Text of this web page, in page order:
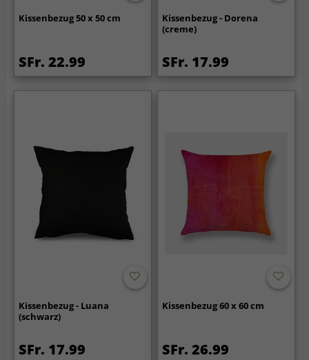
Kissenbezug 50 x 50 cm
SFr. 22.99
Kissenbezug - Dorena
(creme)
SFr. 17.99
Kissenbezug - Luana
(schwarz)
SFr. 17.99
Kissenbezug 60 x 60 cm
SFr. 26.99